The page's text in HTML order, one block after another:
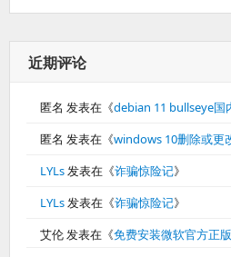
近期评论
匿名 发表在《debian 11 bullseye国
匿名 发表在《windows 10删除或更
LYLs发表在《诈骗惊险记》
LYLs发表在《诈骗惊险记》
艾伦发表在《免费安装微软官方正